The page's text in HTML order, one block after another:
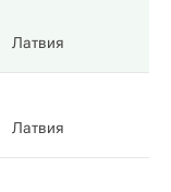
Латвия
Латвия